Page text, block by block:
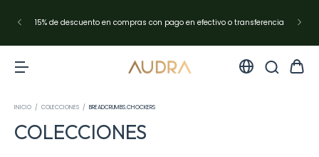
Envíos en Argentina con Andreani✨resto del mundo con DHL Express
INICIO / COLECCIONES / BREADCRUMBS.CHOCKERS
COLECCIONES